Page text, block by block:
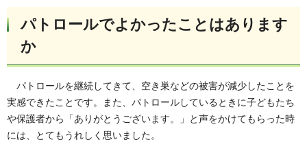
パトロールでよかったことはあります
か
パトロールを継続してきて 、空き巣などの被害が減少したことを
実感できたことです。また、パトロールしているときに子どもたち
や保護者から「ありがとうございます。」と声をかけてもらった時
には、とてもうれしく思いました。